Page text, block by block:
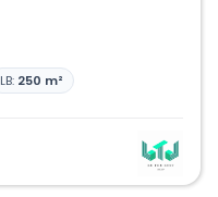
LB: 250 m²